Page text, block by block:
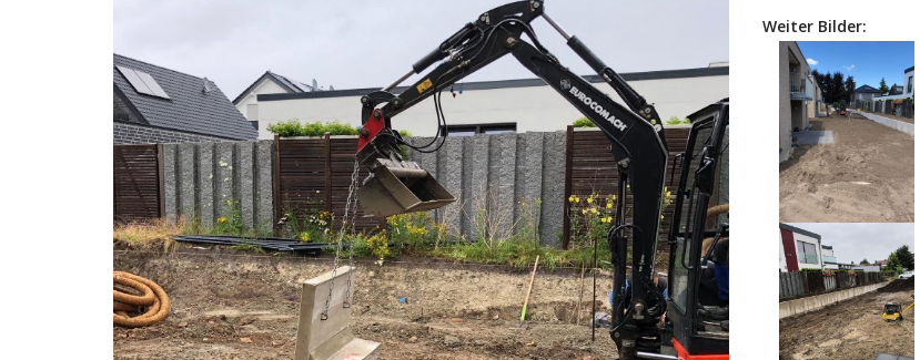
Weiter Bilder: